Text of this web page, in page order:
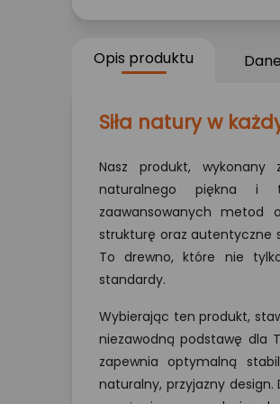
Opis produktu
Siła natury w
Nasz produkt, wykonany
naturalnego piękna i
zaawansowanych metod
strukturę oraz autentyczne
To drewno, które nie
standardy.
Wybierając ten produkt,
niezawodną podstawę dla
zapewnia optymalną
naturalny, przyjazny